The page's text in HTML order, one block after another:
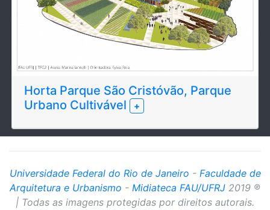
Horta Parque São Cristóvão, Parque
Urbano Cultivável
+
Universidade Federal do Rio de Janeiro - Faculdade de
Arquitetura e Urbanismo - Midiateca FAU/UFRJ 2019 ®
| Todas as imagens protegidas por direitos autorais.